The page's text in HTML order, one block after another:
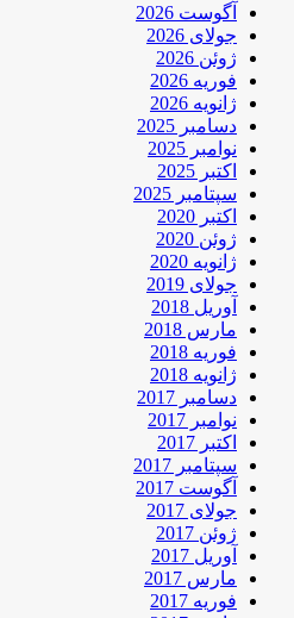
آگوست 2026
جولای 2026
ژوئن 2026
فوریه 2026
ژانویه 2026
دسامبر 2025
نوامبر 2025
اکتبر 2025
سپتامبر 2025
اکتبر 2020
ژوئن 2020
ژانویه 2020
جولای 2019
آوریل 2018
مارس 2018
فوریه 2018
ژانویه 2018
دسامبر 2017
نوامبر 2017
اکتبر 2017
سپتامبر 2017
آگوست 2017
جولای 2017
ژوئن 2017
آوریل 2017
مارس 2017
فوریه 2017